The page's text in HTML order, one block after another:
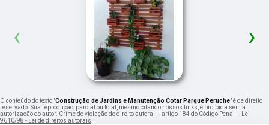
‹ ›
O conteúdo do texto "Construção de Jardins e Manutenção Cotar Parque Peruche" é de direito
reservado. Sua reprodução, parcial ou total, mesmo citando nossos links, é proibida sem a
autorização do autor. Crime de violação de direito autoral – artigo 184 do Código Penal – Lei
9610/98 - Lei de direitos autorais.